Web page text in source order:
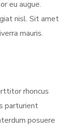
eu augue.
nisl. Sit amet
mauris.
rhoncus
parturient
posuere